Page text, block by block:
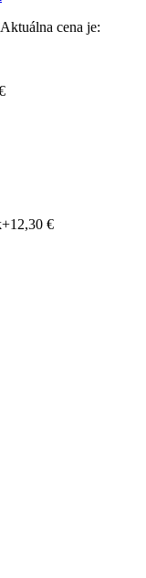
Aktuálna cena je:
+12,30 €